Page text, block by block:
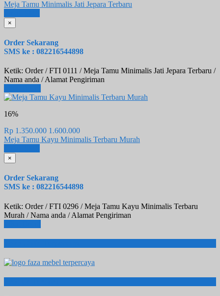
Meja Tamu Minimalis Jati Jepara Terbaru
×
Order Sekarang
SMS ke : 082216544898
Ketik: Order / FTI 0111 / Meja Tamu Minimalis Jati Jepara Terbaru /
Nama anda / Alamat Pengiriman
16%
Rp 1.350.000 1.600.000
Meja Tamu Kayu Minimalis Terbaru Murah
×
Order Sekarang
SMS ke : 082216544898
Ketik: Order / FTI 0296 / Meja Tamu Kayu Minimalis Terbaru
Murah / Nama anda / Alamat Pengiriman